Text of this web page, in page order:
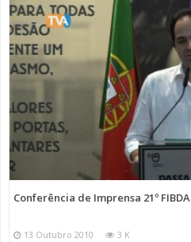
Conferência de Imprensa 21º FIBDA
13 Outubro 2010 3 K